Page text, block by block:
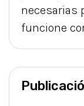
necesarias
funcione